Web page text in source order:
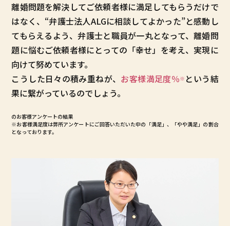
離婚問題を解決してご依頼者様に満足してもらうだけで
はなく、“弁護士法人ALGに相談してよかった”と感動し
てもらえるよう、弁護士と職員が一丸となって、離婚問
題に悩むご依頼者様にとっての「幸せ」を考え、実現に
向けて努めています。
こうした日々の積み重ねが、 お客様満足度％※ という結
果に繋がっているのでしょう。
のお客様アンケートの結果
※お客様満足度は弊所アンケートにご回答いただいた中の「満足」、「やや満足」の割合
となっております。